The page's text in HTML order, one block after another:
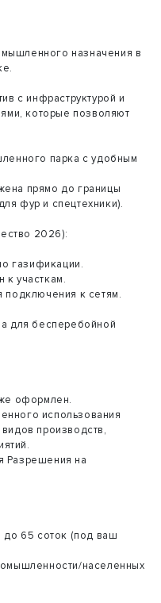
назначения в
с инфраструктурой и
которые позволяют
парка с удобным
прямо до границы
фур и спецтехники).
2026):
газификации.
к участкам.
подключения к сетям.
для бесперебойной
оформлен.
использования
производств,
Разрешения на
до 65 соток (под ваш
населенных